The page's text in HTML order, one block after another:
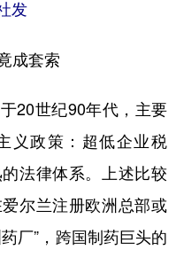
海南
云南
Français عربى
发
成套索
世纪90年代，主要
义政策：超低企业税
法律体系。上述比较
尔兰注册欧洲总部或
厂”，跨国制药巨头的